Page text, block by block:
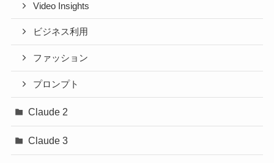
Video Insights
ビジネス利用
ファッション
プロンプト
Claude 2
Claude 3